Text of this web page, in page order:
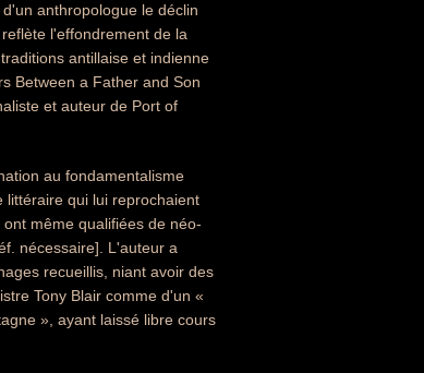
anthropologue le déclin
l'effondrement de la
antillaise et indienne
Between a Father and Son
et auteur de Port of
au fondamentalisme
qui lui reprochaient
ont même qualifiées de néo-
nécessaire]. L'auteur a
recueillis, niant avoir des
Tony Blair comme d'un «
», ayant laissé libre cours